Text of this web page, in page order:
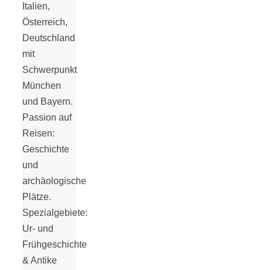
Italien,
Österreich,
Deutschland
mit
Schwerpunkt
München
und Bayern.
Passion auf
Reisen:
Geschichte
und
archäologische
Plätze.
Spezialgebiete:
Ur- und
Frühgeschichte
& Antike